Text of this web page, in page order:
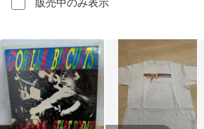
販売中のみ表示